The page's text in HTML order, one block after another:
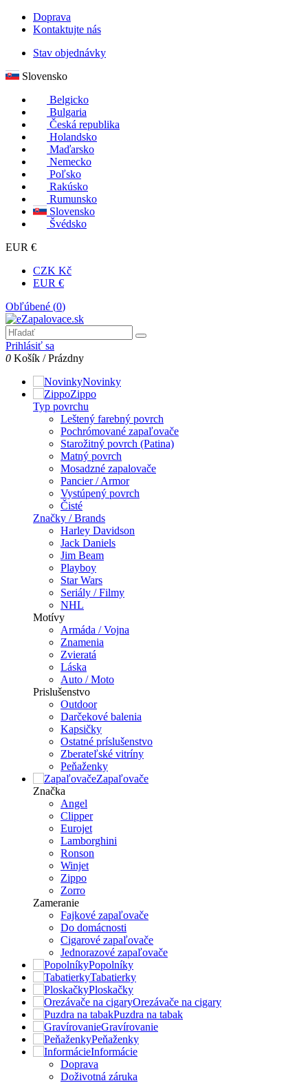
Doprava
Kontaktujte nás
Stav objednávky
Slovensko
Belgicko
Bulgaria
Česká republika
Holandsko
Maďarsko
Nemecko
Poľsko
Rakúsko
Rumunsko
Slovensko
Švédsko
EUR €
CZK Kč
EUR €
Obľúbené (0)
Prihlásiť sa
0 Košík /Prázdny
Novinky
Zippo
Typ povrchu
Leštený farebný povrch
Pochrómované zapaľovače
Starožitný povrch (Patina)
Matný povrch
Mosadzné zapalovače
Pancier / Armor
Vystúpený povrch
Čisté
Značky / Brands
Harley Davidson
Jack Daniels
Jim Beam
Playboy
Star Wars
Seriály / Filmy
NHL
Motívy
Armáda / Vojna
Znamenia
Zvieratá
Láska
Auto / Moto
Prislušenstvo
Outdoor
Darčekové balenia
Kapsičky
Ostatné príslušenstvo
Zberateľské vitríny
Peňaženky
Zapaľovače
Značka
Angel
Clipper
Eurojet
Lamborghini
Ronson
Winjet
Zippo
Zorro
Zameranie
Fajkové zapaľovače
Do domácnosti
Cigarové zapaľovače
Jednorazové zapaľovače
Popolníky
Tabatierky
Ploskačky
Orezávače na cigary
Puzdra na tabak
Gravírovanie
Peňaženky
Informácie
Doprava
Doživotná záruka